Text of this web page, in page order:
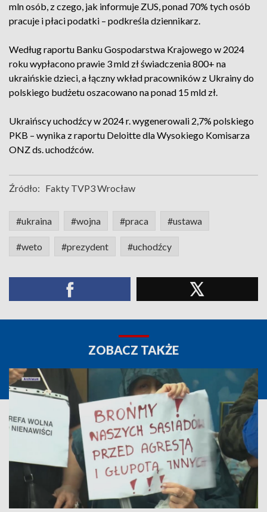
mln osób, z czego, jak informuje ZUS, ponad 70% tych osób
pracuje i płaci podatki – podkreśla dziennikarz.
Według raportu Banku Gospodarstwa Krajowego w 2024
roku wypłacono prawie 3 mld zł świadczenia 800+ na
ukraińskie dzieci, a łączny wkład pracowników z Ukrainy do
polskiego budżetu oszacowano na ponad 15 mld zł.
Ukraińscy uchodźcy w 2024 r. wygenerowali 2,7% polskiego
PKB – wynika z raportu Deloitte dla Wysokiego Komisarza
ONZ ds. uchodźców.
Źródło: Fakty TVP3 Wrocław
#ukraina #wojna #praca #ustawa
#weto #prezydent #uchodźcy
ZOBACZ TAKŻE